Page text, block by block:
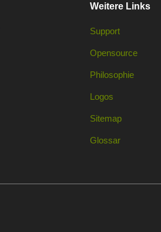
Weitere Links
Support
Opensource
Philosophie
Logos
Sitemap
Glossar